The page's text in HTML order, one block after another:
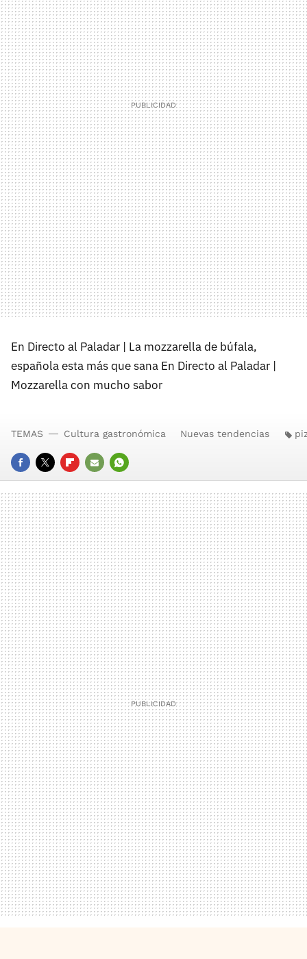
En Directo al Paladar | La mozzarella de búfala,
española esta más que sana En Directo al Paladar |
Mozzarella con mucho sabor
FACEBOOK
TWITTERFLIPBOARD
E-
MAIL
WHATSAPP
TEMAS Cultura gastronómica Nuevas tendencias